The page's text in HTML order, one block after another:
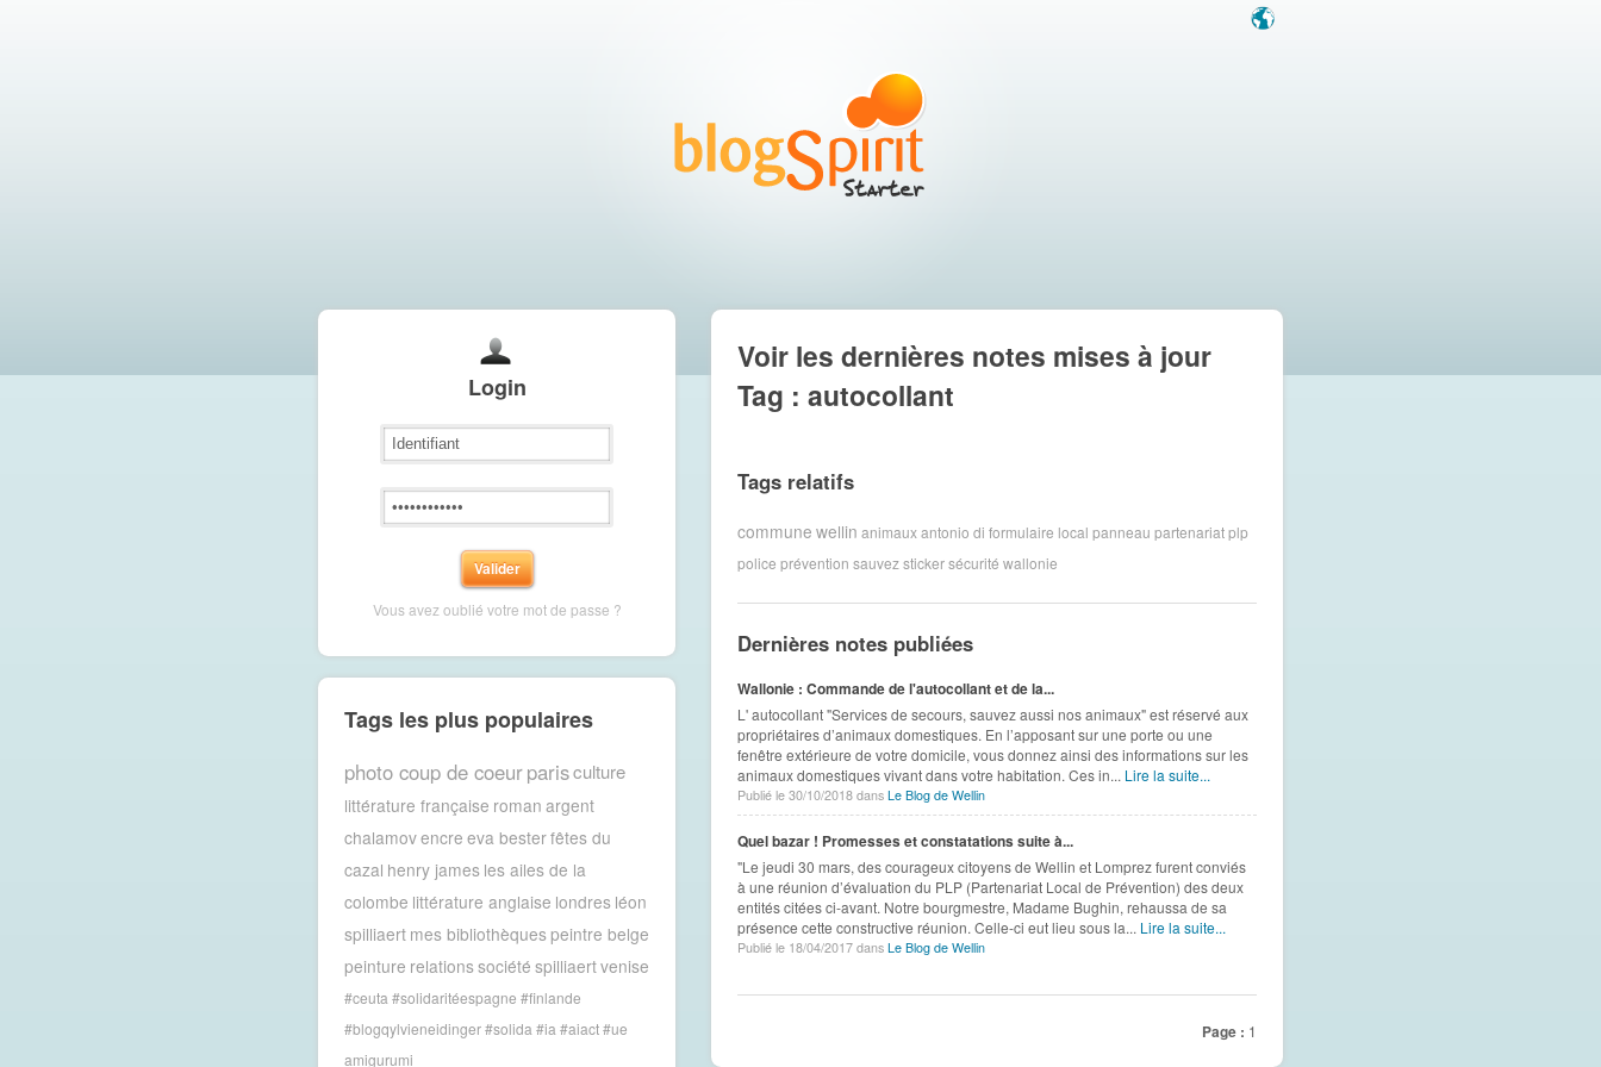
Login
Vous avez oublié votre mot de passe ?
Tags les plus populaires
photo coup de coeurparisculture
littérature française roman argent
chalamovencre eva besterfêtes du
cazal henry james les ailes de la
colombe littérature anglaise londres léon
spilliaert mes bibliothèquespeintre belge
peinture relationssociété spilliaertvenise
#ceuta #solidaritéespagne #finlande
#blogqylvieneidinger #solida #ia #aiact #ue
amigurumi
Voir les dernières notes mises à jour
Tag : autocollant
Tags relatifs
commune wellin animaux antonio di formulaire local panneau partenariat plp
police prévention sauvez sticker sécurité wallonie
Dernières notes publiées
Wallonie : Commande de l'autocollant et de la...
L' autocollant "Services de secours, sauvez aussi nos animaux" est réservé aux
propriétaires d’animaux domestiques. En l’apposant sur une porte ou une
fenêtre extérieure de votre domicile, vous donnez ainsi des informations sur les
animaux domestiques vivant dans votre habitation. Ces in... Lire la suite...
Publié le 30/10/2018 dans Le Blog de Wellin
Quel bazar ! Promesses et constatations suite à...
"Le jeudi 30 mars, des courageux citoyens de Wellin et Lomprez furent conviés
à une réunion d’évaluation du PLP (Partenariat Local de Prévention) des deux
entités citées ci-avant. Notre bourgmestre, Madame Bughin, rehaussa de sa
présence cette constructive réunion. Celle-ci eut lieu sous la... Lire la suite...
Publié le 18/04/2017 dans Le Blog de Wellin
Page : 1